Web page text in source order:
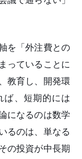
を「外注費との
っていることに
教育し、開発環
ば、短期的には
になるのは数学
るのは、単なる
の投資が中長期